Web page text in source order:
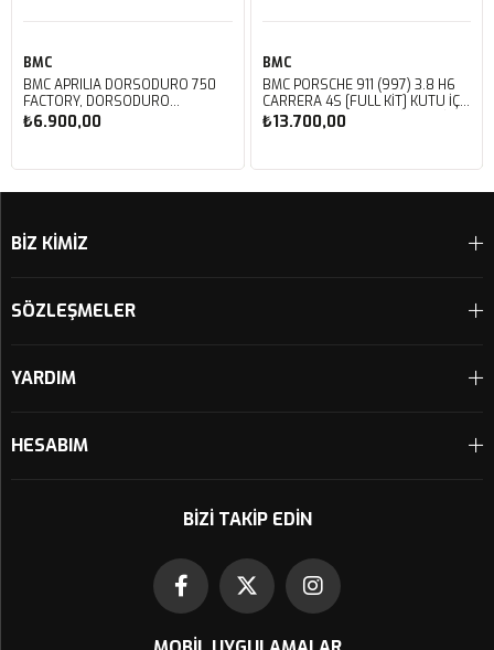
BMC
BMC APRILIA DORSODURO 750
FACTORY, DORSODURO
900, SHIVER 750 GT, SHIVER
750 KUTU İÇİ PERFORMANS
₺6.900,00
BMC
BMC PORSCHE 911 (997) 3.8 H6
CARRERA 4S [FULL KIT] KUTU İÇİ
PERFORMANS HAVA FİLTRESİ
FB468/20
₺13.700,00
BİZ KİMİZ
SÖZLEŞMELER
YARDIM
HESABIM
BIZI TAKIP EDIN